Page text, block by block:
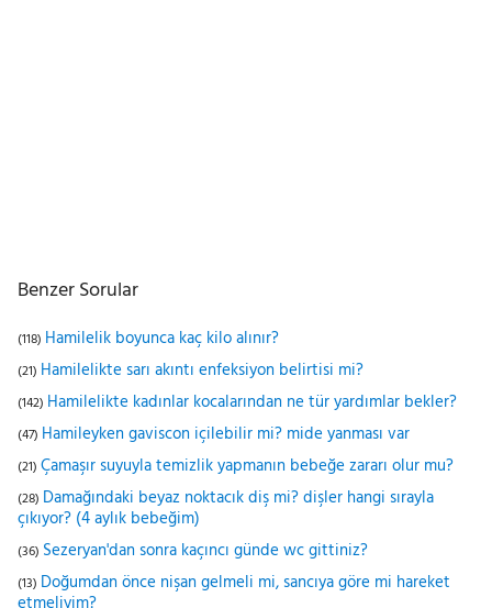
Benzer Sorular
(118) Hamilelik boyunca kaç kilo alınır?
(21) Hamilelikte sarı akıntı enfeksiyon belirtisi mi?
(142) Hamilelikte kadınlar kocalarından ne tür yardımlar bekler?
(47) Hamileyken gaviscon içilebilir mi? mide yanması var
(21) Çamaşır suyuyla temizlik yapmanın bebeğe zararı olur mu?
(28) Damağındaki beyaz noktacık diş mi? dişler hangi sırayla
çıkıyor? (4 aylık bebeğim)
(36) Sezeryan'dan sonra kaçıncı günde wc gittiniz?
(13) Doğumdan önce nişan gelmeli mi, sancıya göre mi hareket